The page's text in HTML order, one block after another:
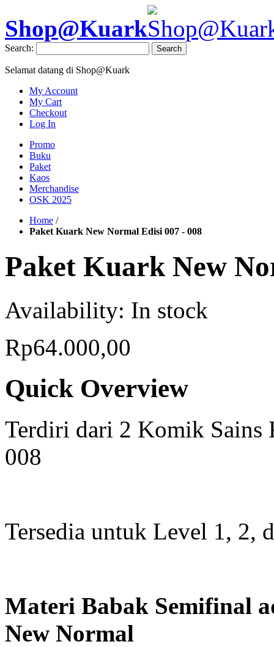
Shop@Kuark
Search: Search
Selamat datang di Shop@Kuark
My Account
My Cart
Checkout
Log In
Promo
Buku
Paket
Kaos
Merchandise
OSK 2025
Home /
Paket Kuark New Normal Edisi 007 - 008
Paket Kuark New
Availability: In stock
Rp64.000,00
Quick Overview
Terdiri dari 2 Komik Sains
008
Tersedia untuk Level 1, 2,
Materi Babak Semifinal
New Normal